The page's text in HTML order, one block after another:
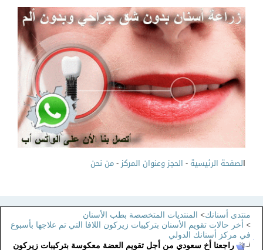
لصفحة الرئيسية-الحجز وعنوان المركز-من نحن
منتدى أسنانك>المنتديات المتخصصة بطب الأسنان
>أخر حالات تقويم الأسنان بتركيبات زيركون اللافا التي تم علاجها بأسبوع
في مركز أسنانك الدولي
راجعنا أخ سعودي من أجل تقويم العضة معكوسة بتركيبات زيركون